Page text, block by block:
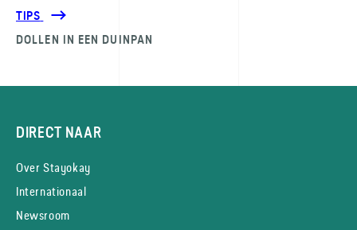
TIPS
DOLLEN IN EEN DUINPAN
DIRECT NAAR
Over Stayokay
Internationaal
Newsroom